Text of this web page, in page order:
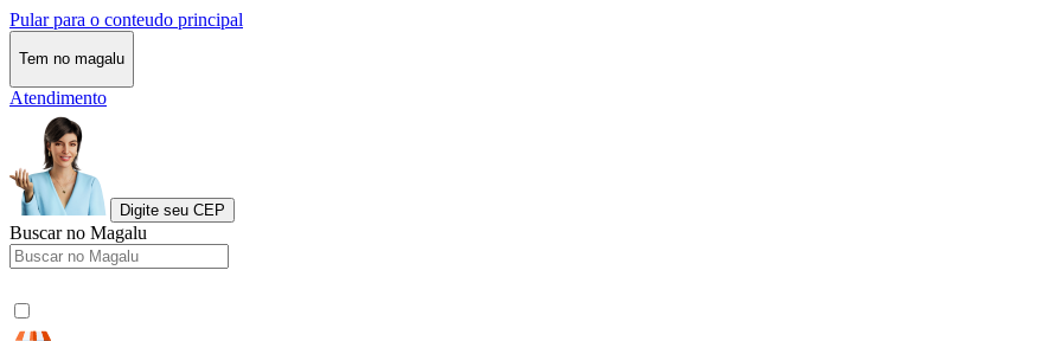
Pular para o conteudo principal
Tem no magalu
Atendimento
Digite seu CEP
Buscar no Magalu